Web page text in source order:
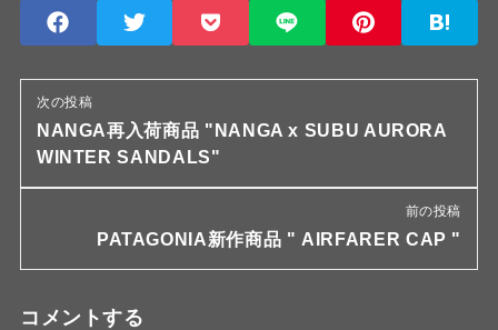
次の投稿
NANGA再入荷商品 "NANGA x SUBU AURORA
WINTER SANDALS"
前の投稿
PATAGONIA新作商品 " AIRFARER CAP "
コメントする